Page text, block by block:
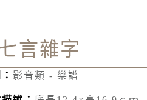
言雜字
影音類 - 樂譜